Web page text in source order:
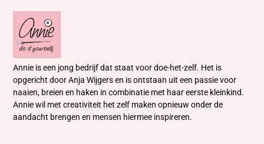
Annie is een jong bedrijf dat staat voor doe-het-zelf. Het is
opgericht door Anja Wijgers en is ontstaan uit een passie voor
naaien, breien en haken in combinatie met haar eerste kleinkind.
Annie wil met creativiteit het zelf maken opnieuw onder de
aandacht brengen en mensen hiermee inspireren.